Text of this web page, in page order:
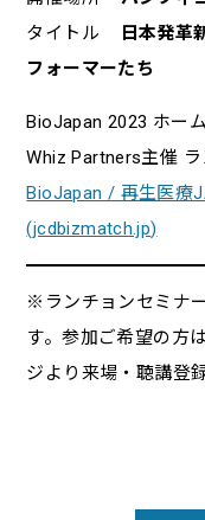
タイトル
日本発革
フォーマーたち
BioJapan 2023 ホー
Whiz Partners主催
BioJapan / 再生医療
(jcdbizmatch.jp)
※ランチョンセミナ
す。参加ご希望の方
ジより来場・聴講登